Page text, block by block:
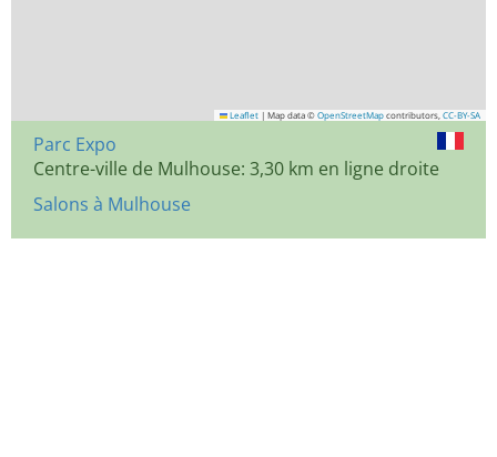
Leaflet | Map data © OpenStreetMap contributors, CC-BY-SA
Parc Expo
Centre-ville de Mulhouse: 3,30 km en ligne droite
Salons à Mulhouse